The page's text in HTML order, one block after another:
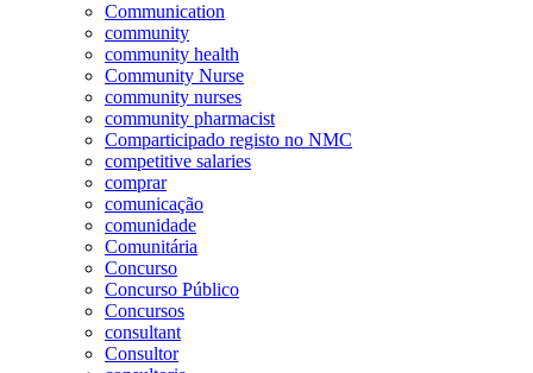
Communication
community
community health
Community Nurse
community nurses
community pharmacist
Comparticipado registo no NMC
competitive salaries
comprar
comunicação
comunidade
Comunitária
Concurso
Concurso Público
Concursos
consultant
Consultor